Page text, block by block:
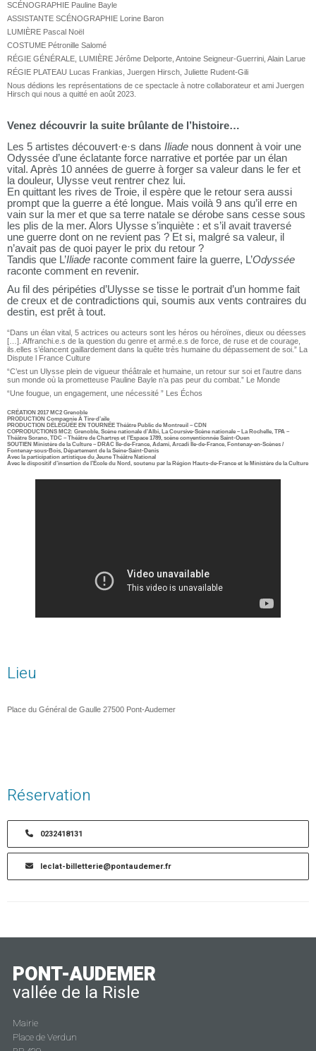
SCÉNOGRAPHIE Pauline Bayle
ASSISTANTE SCÉNOGRAPHIE Lorine Baron
LUMIÈRE Pascal Noël
COSTUME Pétronille Salomé
RÉGIE GÉNÉRALE, LUMIÈRE Jérôme Delporte, Antoine Seigneur-Guerrini, Alain Larue
RÉGIE PLATEAU Lucas Frankias, Juergen Hirsch, Juliette Rudent-Gili
Nous dédions les représentations de ce spectacle à notre collaborateur et ami Juergen
Hirsch qui nous a quitté en août 2023.
Venez découvrir la suite brûlante de l’histoire…
Les 5 artistes découvert·e·s dans Iliade nous donnent à voir une
Odyssée d’une éclatante force narrative et portée par un élan
vital. Après 10 années de guerre à forger sa valeur dans le fer et
la douleur, Ulysse veut rentrer chez lui.
En quittant les rives de Troie, il espère que le retour sera aussi
prompt que la guerre a été longue. Mais voilà 9 ans qu’il erre en
vain sur la mer et que sa terre natale se dérobe sans cesse sous
les plis de la mer. Alors Ulysse s’inquiète : et s’il avait traversé
une guerre dont on ne revient pas ? Et si, malgré sa valeur, il
n’avait pas de quoi payer le prix du retour ?
Tandis que L’Iliade raconte comment faire la guerre, L’Odyssée
raconte comment en revenir.
Au fil des péripéties d’Ulysse se tisse le portrait d’un homme fait
de creux et de contradictions qui, soumis aux vents contraires du
destin, est prêt à tout.
“Dans un élan vital, 5 actrices ou acteurs sont les héros ou héroïnes, dieux ou déesses
[…]. Affranchi.e.s de la question du genre et armé.e.s de force, de ruse et de courage,
ils.elles s’élancent gaillardement dans la quête très humaine du dépassement de soi.” La
Dispute l France Culture
“C’est un Ulysse plein de vigueur théâtrale et humaine, un retour sur soi et l’autre dans
sun monde où la prometteuse Pauline Bayle n’a pas peur du combat.” Le Monde
“Une fougue, un engagement, une nécessité ” Les Échos
CRÉATION 2017 MC2 Grenoble
PRODUCTION Compagnie À Tire-d’aile
PRODUCTION DÉLÉGUÉE EN TOURNÉE Théâtre Public de Montreuil – CDN
COPRODUCTIONS MC2: Grenoble, Scène nationale d’Albi, La Coursive-Scène nationale – La Rochelle, TPA –
Théâtre Sorano, TDC – Théâtre de Chartres et l’Espace 1789, scène conventionnée Saint-Ouen
SOUTIEN Ministère de la Culture – DRAC Île-de-France, Adami, Arcadi Île-de-France, Fontenay-en-Scènes /
Fontenay-sous-Bois, Département de la Seine-Saint-Denis
Avec la participation artistique du Jeune Théâtre National
Avec le dispositif d’insertion de l’École du Nord, soutenu par la Région Hauts-de-France et le Ministère de la Culture
Lieu
Place du Général de Gaulle 27500 Pont-Audemer
Réservation
0232418131
leclat-billetterie@pontaudemer.fr
PONT-AUDEMER
vallée de la Risle
Mairie
Place de Verdun